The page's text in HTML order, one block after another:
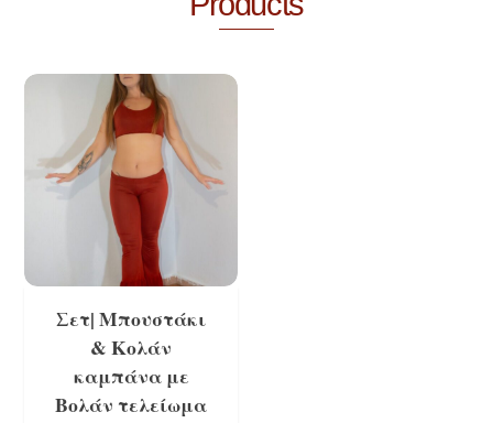
Σετ| Μπουστάκι
& Κολάν
καμπάνα με
Βολάν τελείωμα